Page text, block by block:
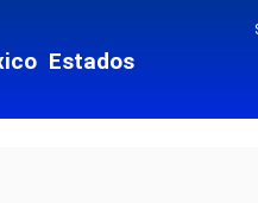
Estados